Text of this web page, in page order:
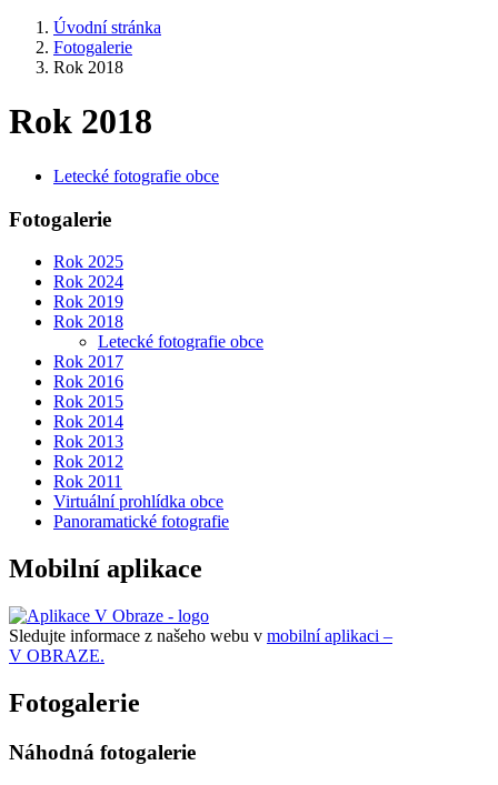
Úvodní stránka
Fotogalerie
Rok 2018
Rok 2018
Letecké fotografie obce
Fotogalerie
Rok 2025
Rok 2024
Rok 2019
Rok 2018
Letecké fotografie obce
Rok 2017
Rok 2016
Rok 2015
Rok 2014
Rok 2013
Rok 2012
Rok 2011
Virtuální prohlídka obce
Panoramatické fotografie
Mobilní aplikace
Sledujte informace z našeho webu v mobilní aplikaci –
V OBRAZE.
Fotogalerie
Náhodná fotogalerie